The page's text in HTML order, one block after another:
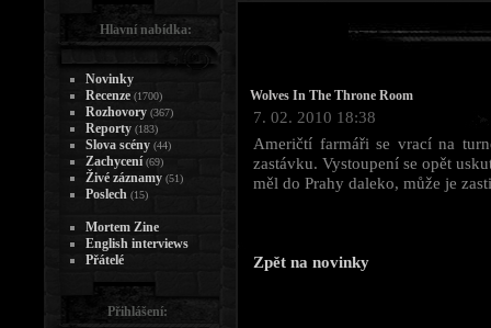
Wolves In The Throne Room
7. 02. 2010 18:38
Američtí farmáři se vrací na
zastávku. Vystoupení se opět
měl do Prahy daleko, může je
Zpět na novinky
Hlavní nabídka:
Novinky
Recenze (1700)
Rozhovory (367)
Reporty (183)
Slova scény (44)
Zachycení (69)
Živé záznamy (51)
Poslech (15)
Mortem Zine
English interviews
Přátelé
Přihlášení: